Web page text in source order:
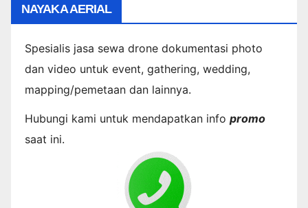
NAYAKA AERIAL
Spesialis jasa sewa drone dokumentasi photo
dan video untuk event, gathering, wedding,
mapping/pemetaan dan lainnya.
Hubungi kami untuk mendapatkan info promo
saat ini.